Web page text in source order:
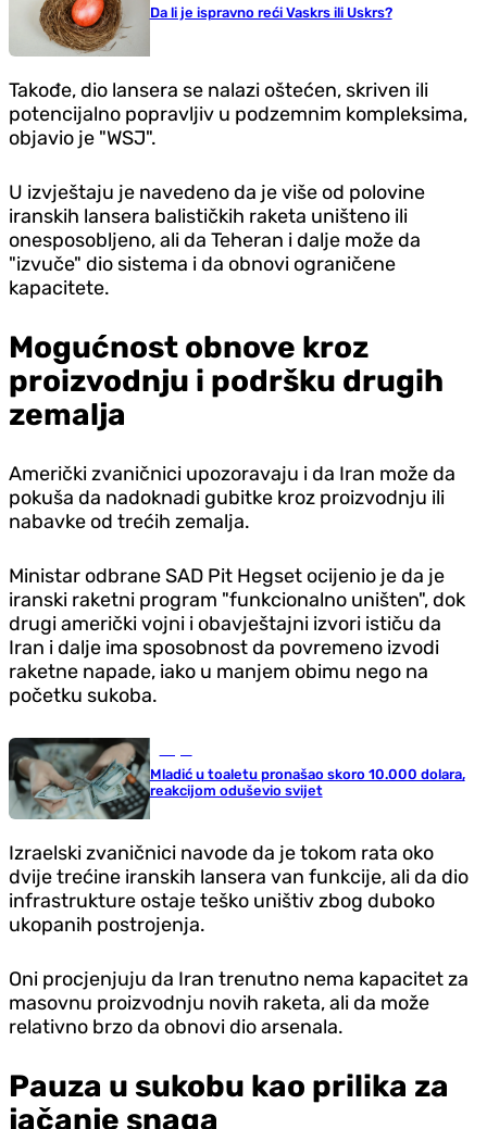
Da li je ispravno reći Vaskrs ili Uskrs?
Takođe, dio lansera se nalazi oštećen, skriven ili
potencijalno popravljiv u podzemnim kompleksima,
objavio je "WSJ".
U izvještaju je navedeno da je više od polovine
iranskih lansera balističkih raketa uništeno ili
onesposobljeno, ali da Teheran i dalje može da
"izvuče" dio sistema i da obnovi ograničene
kapacitete.
Mogućnost obnove kroz
proizvodnju i podršku drugih
zemalja
Američki zvaničnici upozoravaju i da Iran može da
pokuša da nadoknadi gubitke kroz proizvodnju ili
nabavke od trećih zemalja.
Ministar odbrane SAD Pit Hegset ocijenio je da je
iranski raketni program "funkcionalno uništen", dok
drugi američki vojni i obavještajni izvori ističu da
Iran i dalje ima sposobnost da povremeno izvodi
raketne napade, iako u manjem obimu nego na
početku sukoba.
Mladić u toaletu pronašao skoro 10.000 dolara,
reakcijom oduševio svijet
Izraelski zvaničnici navode da je tokom rata oko
dvije trećine iranskih lansera van funkcije, ali da dio
infrastrukture ostaje teško uništiv zbog duboko
ukopanih postrojenja.
Oni procjenjuju da Iran trenutno nema kapacitet za
masovnu proizvodnju novih raketa, ali da može
relativno brzo da obnovi dio arsenala.
Pauza u sukobu kao prilika za
jačanje snaga